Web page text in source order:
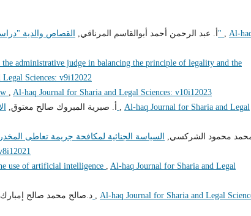
أ. عبد الرحمن أحمد أبوالقاسم المرناقي, القصاص والدية "دراسة تحليلية نقدية لقانون القصاص والدية في التشريع الليبي" , Al-
administrative judge in balancing the principle of legality and the
Sciences: v9i12022
, Al-haq Journal for Sharia and Legal Sciences: v10i12023
أ‌. صبرية المبروك صالح معتوق,
, Al-haq Journal for Sharia and Legal
محمود الشركسي,
السياسة الجنائية لمكافحة جريمة تعاطى
use of artificial intelligence , Al-haq Journal for Sharia and Legal
د.صالح محمد صالح , Al-haq Journal for Sharia and Legal